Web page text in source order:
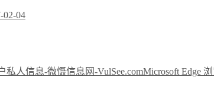
02-04
Microsoft Edge